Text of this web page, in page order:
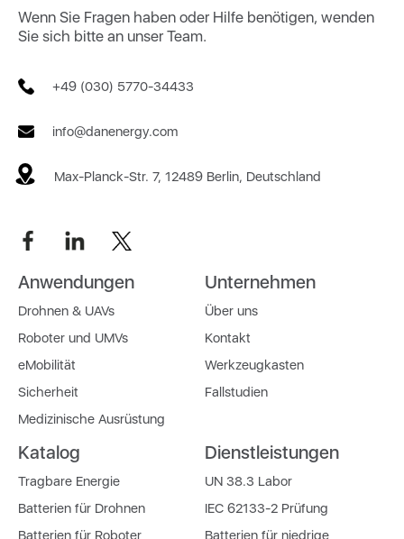
Wenn Sie Fragen haben oder Hilfe benötigen, wenden
Sie sich bitte an unser Team.
+49 (030) 5770-34433
info@danenergy.com
Max-Planck-Str. 7, 12489 Berlin, Deutschland
Anwendungen
Drohnen & UAVs
Roboter und UMVs
eMobilität
Sicherheit
Medizinische Ausrüstung
Unternehmen
Über uns
Kontakt
Werkzeugkasten
Fallstudien
Katalog
Tragbare Energie
Batterien für Drohnen
Batterien für Roboter
Dienstleistungen
UN 38.3 Labor
IEC 62133-2 Prüfung
Batterien für niedrige